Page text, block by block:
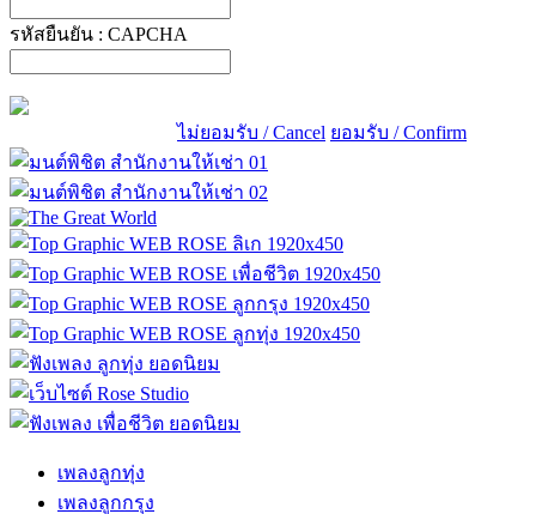
รหัสยืนยัน : CAPCHA
ไม่ยอมรับ / Cancel ยอมรับ / Confirm
เพลงลูกทุ่ง
เพลงลูกกรุง